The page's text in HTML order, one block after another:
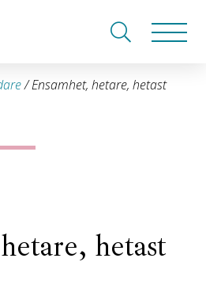
/Ensamhet, hetare, hetast
hetast